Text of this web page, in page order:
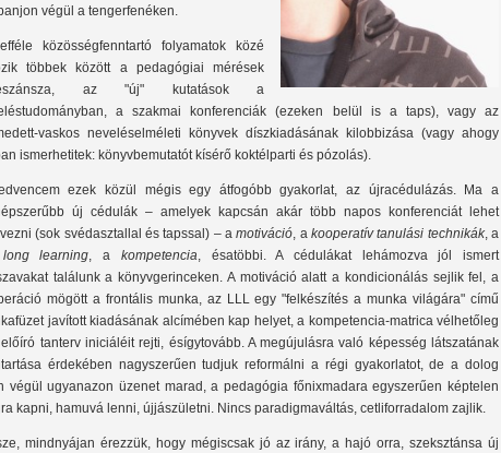
végül a tengerfenéken.
közösségfenntartó folyamatok közé
többek között a pedagógiai mérések
az "új" kutatások a
a szakmai konferenciák (ezeken belül is a taps), vagy az
vaskos neveléselméleti könyvek díszkiadásának kilobbizása (vagy ahogy
ismerhetitek: könyvbemutatót kísérő koktélparti és pózolás).
ezek közül mégis egy átfogóbb gyakorlat, az újracédulázás. Ma a
új cédulák – amelyek kapcsán akár több napos konferenciát lehet
(sok svédasztallal és tapssal) – amotiváció, akooperatív tanulási technikák, a
learning, a kompetencia, ésatöbbi. A cédulákat lehámozva jól ismert
találunk a könyvgerinceken. A motiváció alatt a kondicionálás sejlik fel, a
mögött a frontális munka, az LLL egy "felkészítés a munka világára" című
javított kiadásának alcímében kap helyet, a kompetencia-matrica vélhetőleg
tanterv iniciáléit rejti, ésígytovább. A megújulásra való képesség látszatának
érdekében nagyszerűen tudjuk reformálni a régi gyakorlatot, de a dolog
végül ugyanazon üzenet marad, a pedagógia főnixmadara egyszerűen képtelen
kapni, hamuvá lenni, újjászületni. Nincs paradigmaváltás, cetliforradalom zajlik.
mindnyájan érezzük, hogy mégiscsak jó az irány, a hajó orra, szeksztánsa új